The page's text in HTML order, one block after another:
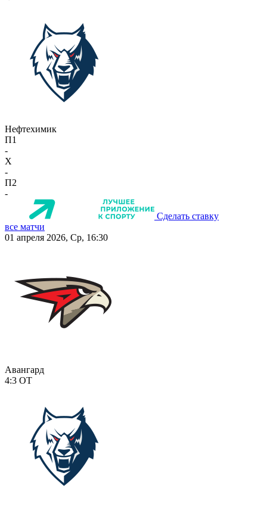
Нефтехимик
П1
-
X
-
П2
-
Сделать ставку
все матчи
01 апреля 2026, Ср, 16:30
Авангард
4:3 ОТ